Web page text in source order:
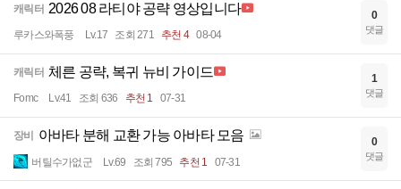
캐릭터 2026 08 라티야 공략 영상입니다
루카스와폭풍 Lv.17 조회 271 추천 4 08-04
0
댓글
캐릭터 체른 공략, 복귀 뉴비 가이드
Fomc Lv.41 조회 636 추천 1 07-31
1
댓글
장비 아바타 분해 교환 가능 아바타 모음
버틸수가없군 Lv.69 조회 795 추천 1 07-31
0
댓글